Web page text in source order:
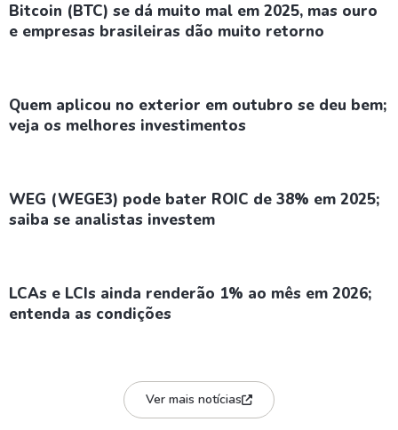
Bitcoin (BTC) se dá muito mal em 2025, mas ouro
e empresas brasileiras dão muito retorno
Quem aplicou no exterior em outubro se deu bem;
veja os melhores investimentos
WEG (WEGE3) pode bater ROIC de 38% em 2025;
saiba se analistas investem
LCAs e LCIs ainda renderão 1% ao mês em 2026;
entenda as condições
Ver mais notícias